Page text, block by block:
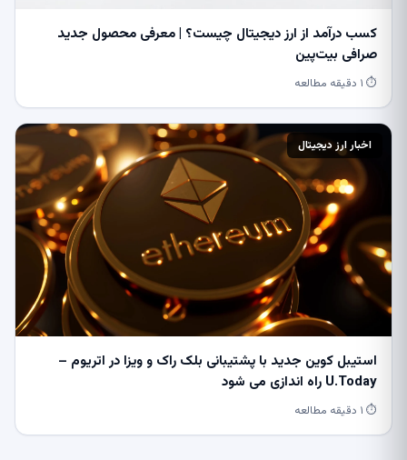
کسب درآمد از ارز دیجیتال چیست؟ | معرفی محصول جدید
صرافی بیت‌پین
⏱ ۱ دقیقه مطالعه
اخبار ارز دیجیتال
استیبل کوین جدید با پشتیبانی بلک راک و ویزا در اتریوم –
U.Today راه اندازی می شود
⏱ ۱ دقیقه مطالعه